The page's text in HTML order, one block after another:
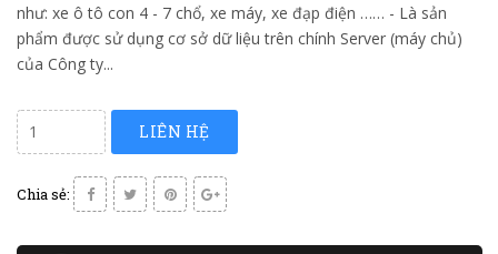
như: xe ô tô con 4 - 7 chổ, xe máy, xe đạp điện …… - Là sản
phẩm được sử dụng cơ sở dữ liệu trên chính Server (máy chủ)
của Công ty...
LIÊN HỆ
Chia sẻ: